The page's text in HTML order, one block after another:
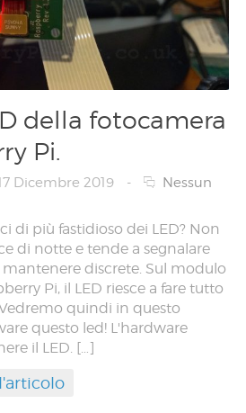
della fotocamera
Pi.
Dicembre 2019 -
Nessun
di più fastidioso dei LED? Non
di notte e tende a segnalare
discrete. Sul modulo
Pi, il LED riesce a fare tutto
quindi in questo
questo led! L'hardware
il LED. […]